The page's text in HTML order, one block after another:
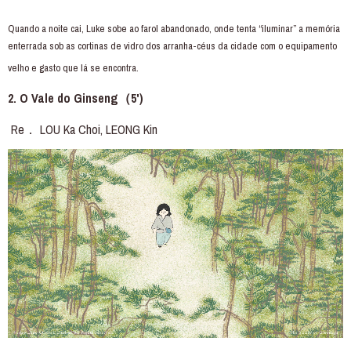
Quando a noite cai, Luke sobe ao farol abandonado, onde tenta “iluminar” a memória
enterrada sob as cortinas de vidro dos arranha-céus da cidade com o equipamento
velho e gasto que lá se encontra.
2. O Vale do Ginseng（5')
Re． LOU Ka Choi, LEONG Kin